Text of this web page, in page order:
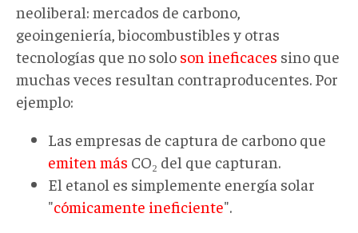
neoliberal: mercados de carbono,
geoingeniería, biocombustibles y otras
tecnologías que no solo son ineficaces sino que
muchas veces resultan contraproducentes. Por
ejemplo:
Las empresas de captura de carbono que
emiten más CO₂ del que capturan.
El etanol es simplemente energía solar
"cómicamente ineficiente".